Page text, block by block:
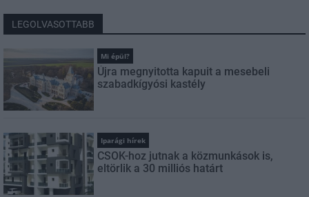
LEGOLVASOTTABB
Mi épül?
Újra megnyitotta kapuit a mesebeli
szabadkígyósi kastély
Iparági hírek
CSOK-hoz jutnak a közmunkások is,
eltörlik a 30 milliós határt